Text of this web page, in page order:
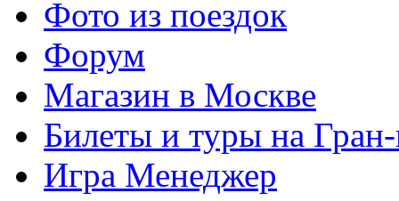
Фото из поездок
Форум
Магазин в Москве
Билеты и туры на
Игра Менеджер